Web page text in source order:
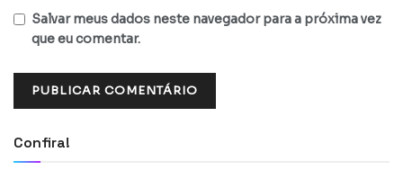
Salvar meus dados neste navegador para a próxima vez
que eu comentar.
Confira!